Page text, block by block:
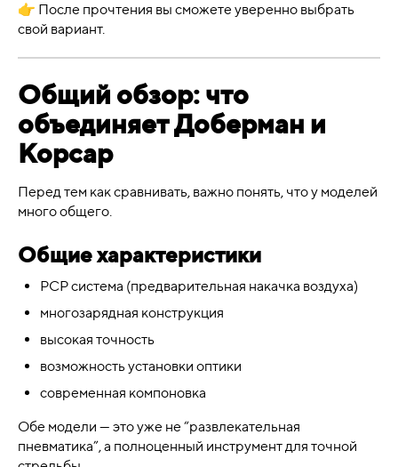
👉 После прочтения вы сможете уверенно выбрать
свой вариант.
Общий обзор: что
объединяет Доберман и
Корсар
Перед тем как сравнивать, важно понять, что у моделей
много общего.
Общие характеристики
PCP система (предварительная накачка воздуха)
многозарядная конструкция
высокая точность
возможность установки оптики
современная компоновка
Обе модели — это уже не “развлекательная
пневматика”, а полноценный инструмент для точной